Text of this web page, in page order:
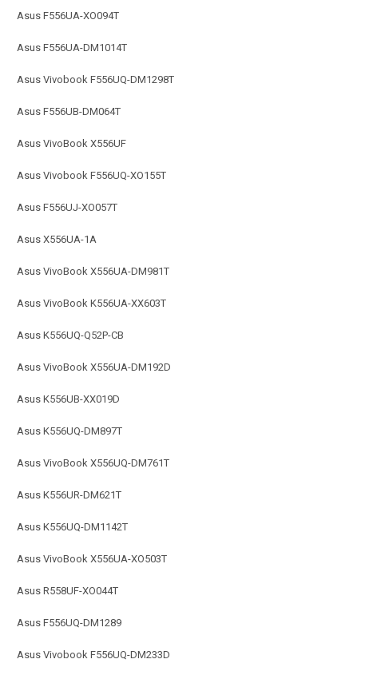
Asus F556UA-XO094T
Asus F556UA-DM1014T
Asus Vivobook F556UQ-DM1298T
Asus F556UB-DM064T
Asus VivoBook X556UF
Asus Vivobook F556UQ-XO155T
Asus F556UJ-XO057T
Asus X556UA-1A
Asus VivoBook X556UA-DM981T
Asus VivoBook K556UA-XX603T
Asus K556UQ-Q52P-CB
Asus VivoBook X556UA-DM192D
Asus K556UB-XX019D
Asus K556UQ-DM897T
Asus VivoBook X556UQ-DM761T
Asus K556UR-DM621T
Asus K556UQ-DM1142T
Asus VivoBook X556UA-XO503T
Asus R558UF-XO044T
Asus F556UQ-DM1289
Asus Vivobook F556UQ-DM233D